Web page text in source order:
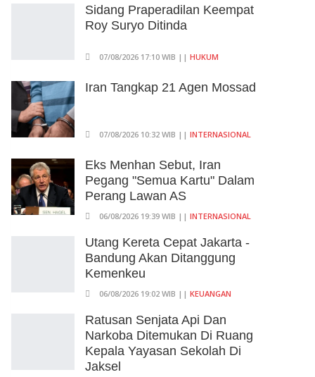
Sidang Praperadilan Keempat
Roy Suryo Ditinda
07/08/2026 17:10 WIB || HUKUM
Iran Tangkap 21 Agen Mossad
07/08/2026 10:32 WIB || INTERNASIONAL
Eks Menhan Sebut, Iran
Pegang "Semua Kartu" Dalam
Perang Lawan AS
06/08/2026 19:39 WIB || INTERNASIONAL
Utang Kereta Cepat Jakarta -
Bandung Akan Ditanggung
Kemenkeu
06/08/2026 19:02 WIB || KEUANGAN
Ratusan Senjata Api Dan
Narkoba Ditemukan Di Ruang
Kepala Yayasan Sekolah Di
Jaksel